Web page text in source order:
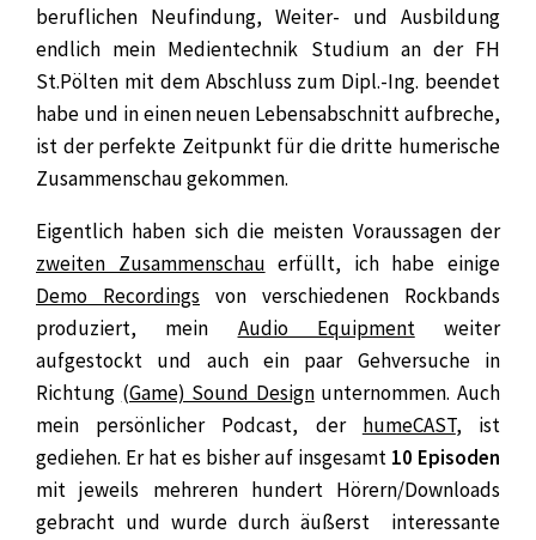
beruflichen Neufindung, Weiter- und Ausbildung
endlich mein Medientechnik Studium an der FH
St.Pölten mit dem Abschluss zum Dipl.-Ing. beendet
habe und in einen neuen Lebensabschnitt aufbreche,
ist der perfekte Zeitpunkt für die dritte humerische
Zusammenschau gekommen.
Eigentlich haben sich die meisten Voraussagen der
zweiten Zusammenschau erfüllt, ich habe einige
Demo Recordings von verschiedenen Rockbands
produziert, mein Audio Equipmentweiter
aufgestockt und auch ein paar Gehversuche in
Richtung (Game) Sound Designunternommen. Auch
mein persönlicher Podcast, der humeCAST, ist
gediehen. Er hat es bisher auf insgesamt 10 Episoden
mit jeweils mehreren hundert Hörern/Downloads
gebracht und wurde durch äußerst interessante